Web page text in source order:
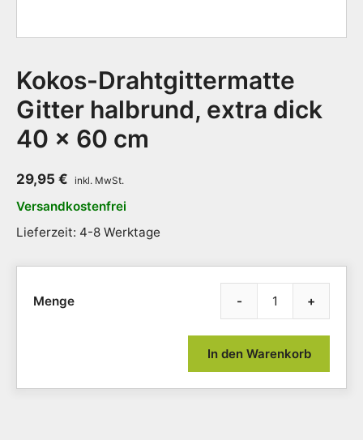
Kokos-Drahtgittermatte
Gitter halbrund, extra dick
40 x 60 cm
29,95 €
Versandkostenfrei
Lieferzeit: 4-8 Werktage
- +
In den Warenkorb